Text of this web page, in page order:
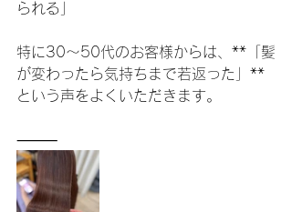
られる」
特に30〜50代のお客様からは、**「髪
が変わったら気持ちまで若返った」**
という声をよくいただきます。
⸻